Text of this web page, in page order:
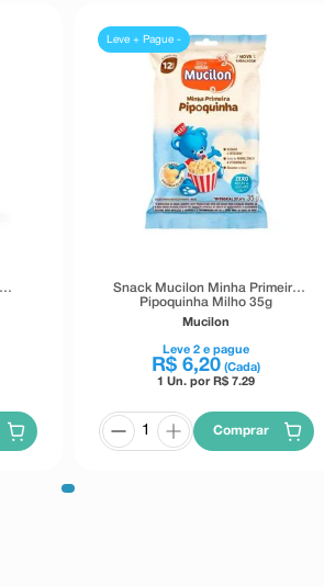
Leve + Pague -
Snack Mucilon Minha Primeira
Pipoquinha Milho 35g
Mucilon
Leve2 e pague
R$ 6,20 (Cada)
1 Un. por R$7.29
Comprar